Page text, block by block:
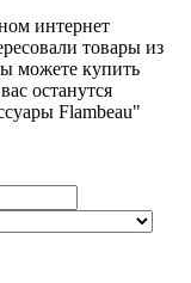
интернет
товары из
можете купить
останутся
Flambeau"